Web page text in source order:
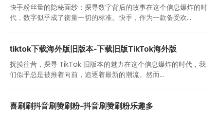
快手粉丝量的隐秘面纱：探寻数字背后的故事在这个信息爆炸的时
代，数字似乎成了衡量一切的标准。快手，作为一款备受欢...
tiktok下载海外版旧版本-下载旧版TikTok海外版
抚摸往昔，探寻 TikTok 旧版本的魅力在这个信息爆炸的时代，我
们似乎总是被推着向前，追逐着最新的潮流。然而...
喜刷刷抖音刷赞刷粉-抖音刷赞刷粉乐趣多